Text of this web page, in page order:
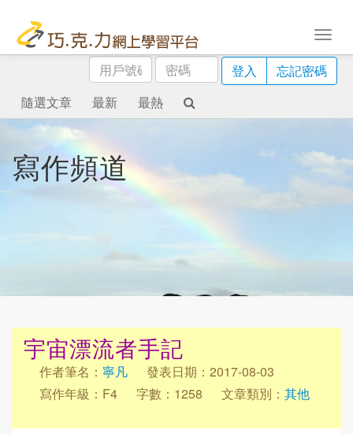
用
戶
號
碼
密
碼
登入
忘記密碼
隨選文章
最新 最熱
寫作頻道
宇宙漂流者手記
作者筆名： 寧凡
發表日期：2017-08-03
寫作年級：F4
字數：1258 文章類別： 其他